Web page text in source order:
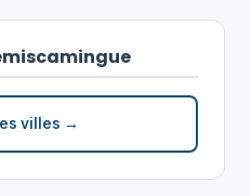
villes →